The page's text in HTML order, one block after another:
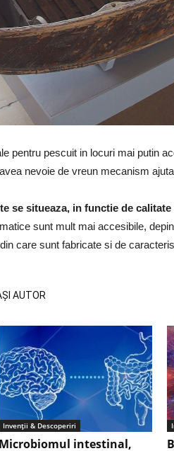
pentru pescuit in locuri mai putin
nevoie de vreun mecanism
se situeaza, in functie de
sunt mult mai accesibile,
care sunt fabricate si de
AUTOR
Invenții & Descoperiri
Microbiomul intestinal,